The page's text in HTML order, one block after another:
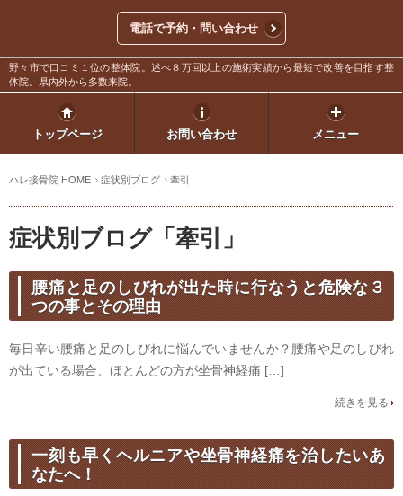
野々市で口コミ１位の整体院。述べ８万回以上の施術実績から最短で改善を目指す整
体院。県内外から多数来院。
トップページ お問い合わせ メニュー
ハレ接骨院 HOME 症状別ブログ 牽引
症状別ブログ「牽引」
腰痛と足のしびれが出た時に行なうと危険な３
つの事とその理由
毎日辛い腰痛と足のしびれに悩んでいませんか？腰痛や足のしびれ
が出ている場合、ほとんどの方が坐骨神経痛 […]
続きを見る
一刻も早くヘルニアや坐骨神経痛を治したいあ
なたへ！
電話で予約・問い合わせ